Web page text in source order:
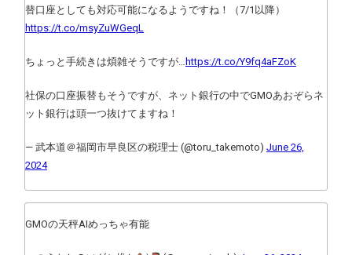
替口座としても対応可能になるようですね！（7/1以降）
https://t.co/msyZuWGeqL
ちょっと手続きは煩雑そうですが… https://t.co/Y9fq4aFZoK
社保の口座振替もそうですが、ネット銀行の中でGMOあおぞらネ
ット銀行は頭一つ抜けてますね！
— 武本道＠福岡市早良区の税理士 (@toru_takemoto) June 26,
2024
GMOの天秤AIめっちゃ有能